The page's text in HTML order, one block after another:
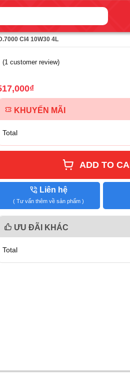
CI4 10W30 4L
(1customer review)
₫
KHUYẾN MÃI
Total
ADD TO
Liên hệ
( Tư vấn thêm về sản phẩm )
ƯU ĐÃI KHÁC
Total